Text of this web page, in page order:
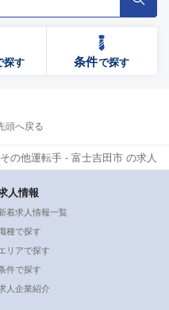
探す 条件で探す
頭へ戻る
その他運転手 - 富士吉田市 の求人
人情報
着求人情報一覧
種で探す
エリアで探す
件で探す
人企業紹介